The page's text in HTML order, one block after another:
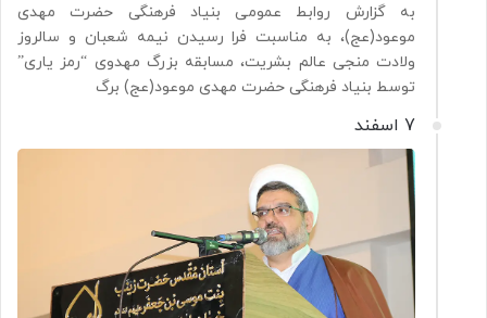
به گزارش روابط عمومی بنیاد فرهنگی حضرت مهدی
موعود(عج)، به مناسبت فرا رسیدن نیمه شعبان و سالروز
ولادت منجی عالم بشریت، مسابقه بزرگ مهدوی “رمز یاری”
توسط بنیاد فرهنگی حضرت مهدی موعود(عج) برگ
7 اسفند